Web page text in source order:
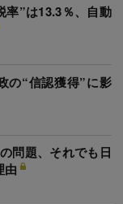
率”は13.3％、自動
の“信認獲得”に影
問題、それでも日
由